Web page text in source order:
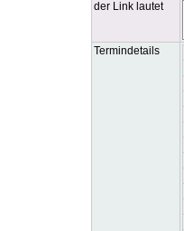
der Link lautet
Termindetails